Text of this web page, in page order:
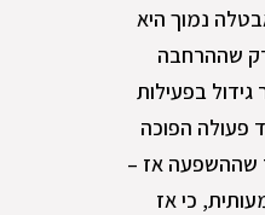
נמוך היא
שההרחבה
בפעילות
פעולה הפוכה
שההשפעה אז –
כי אז